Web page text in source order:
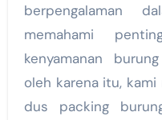
berpengalaman
memahami
kenyamanan
oleh karena itu,
dus packing